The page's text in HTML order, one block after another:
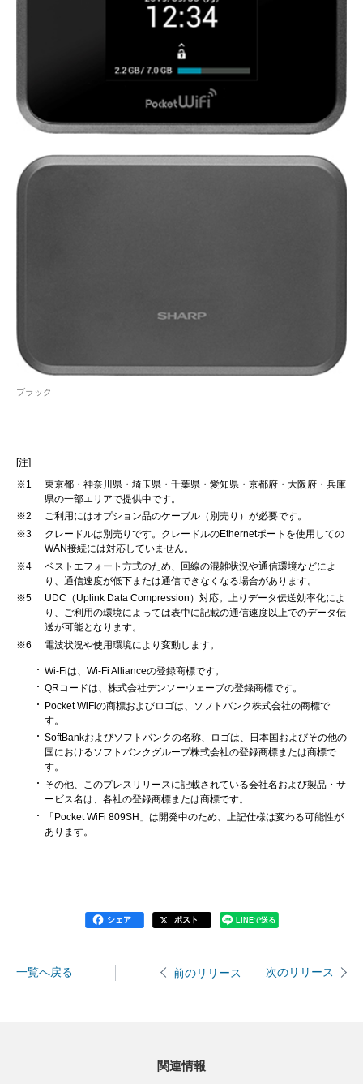
ブラック
[注]
※1
東京都・神奈川県・埼玉県・千葉県・愛知県・京都府・大阪府・兵庫
県の一部エリアで提供中です。
※2
ご利用にはオプション品のケーブル（別売り）が必要です。
※3
クレードルは別売りです。クレードルのEthernetポートを使用しての
WAN接続には対応していません。
※4
ベストエフォート方式のため、回線の混雑状況や通信環境などによ
り、通信速度が低下または通信できなくなる場合があります。
※5
UDC（Uplink Data Compression）対応。上りデータ伝送効率化によ
り、ご利用の環境によっては表中に記載の通信速度以上でのデータ伝
送が可能となります。
※6
電波状況や使用環境により変動します。
Wi-Fiは、Wi-Fi Allianceの登録商標です。
QRコードは、株式会社デンソーウェーブの登録商標です。
Pocket WiFiの商標およびロゴは、ソフトバンク株式会社の商標で
す。
SoftBankおよびソフトバンクの名称、ロゴは、日本国およびその他の
国におけるソフトバンクグループ株式会社の登録商標または商標で
す。
その他、このプレスリリースに記載されている会社名および製品・サ
ービス名は、各社の登録商標または商標です。
「Pocket WiFi 809SH」は開発中のため、上記仕様は変わる可能性が
あります。
シェア ポスト LINEで送る
一覧へ戻る 前のリリース 次のリリース
関連情報